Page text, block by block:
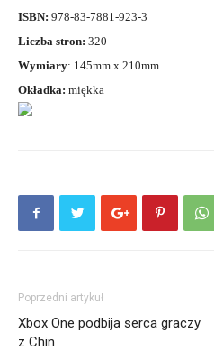
ISBN: 978-83-7881-923-3
Liczba stron: 320
Wymiary: 145mm x 210mm
Okładka: miękka
Poprzedni artykuł
Xbox One podbija serca graczy
z Chin